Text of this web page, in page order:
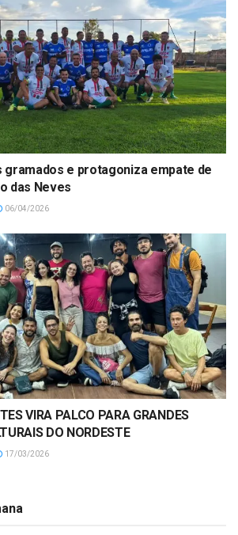
gramados e protagoniza empate de
das Neves
06/04/2026
VIRA PALCO PARA GRANDES
DO NORDESTE
17/03/2026